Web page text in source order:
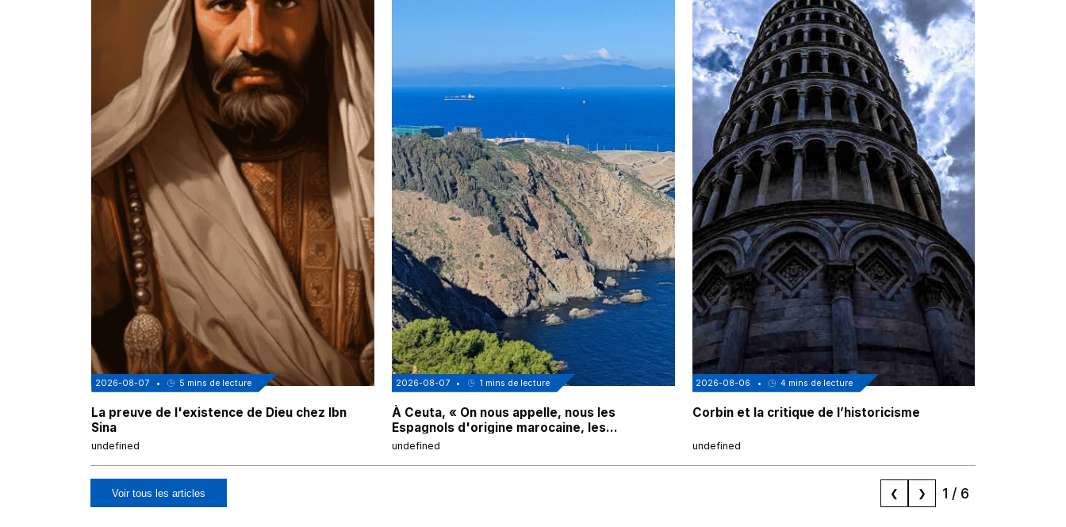
2026-08-07 • 5 mins de lecture
La preuve de l'existence de Dieu chez Ibn
Sina
undefined
2026-08-07 • 1 mins de lecture
À Ceuta, « On nous appelle, nous les
Espagnols d'origine marocaine, les
"musulmans"»
undefined
2026-08-06 • 4 mins de lecture
Corbin et la critique de l’historicisme
undefined
Voir tous les articles ❮ ❯ 1 / 6